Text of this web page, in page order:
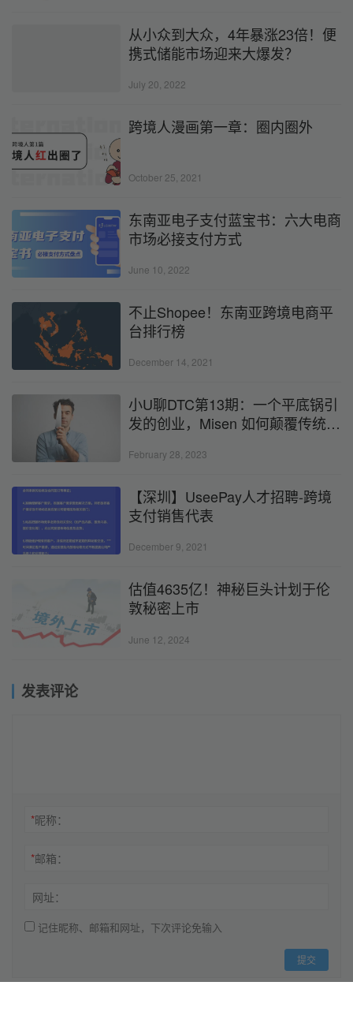
从小众到大众，4年暴涨23倍！便
携式储能市场迎来大爆发？
July 20, 2022
跨境人漫画第一章：圈内圈外
October 25, 2021
东南亚电子支付蓝宝书：六大电商
市场必接支付方式
June 10, 2022
不止Shopee！东南亚跨境电商平
台排行榜
December 14, 2021
小U聊DTC第13期：一个平底锅引
发的创业，Misen 如何颠覆传统厨
February 28, 2023
【深圳】UseePay人才招聘-跨境
支付销售代表
December 9, 2021
估值4635亿！神秘巨头计划于伦
敦秘密上市
June 12, 2024
发表评论
*昵称：
*邮箱：
网址：
记住昵称、邮箱和网址，下次评论免输入
提交